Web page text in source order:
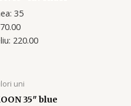
35
220.00
uni
35″ blue